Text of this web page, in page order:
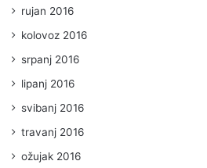
rujan 2016
kolovoz 2016
srpanj 2016
lipanj 2016
svibanj 2016
travanj 2016
ožujak 2016